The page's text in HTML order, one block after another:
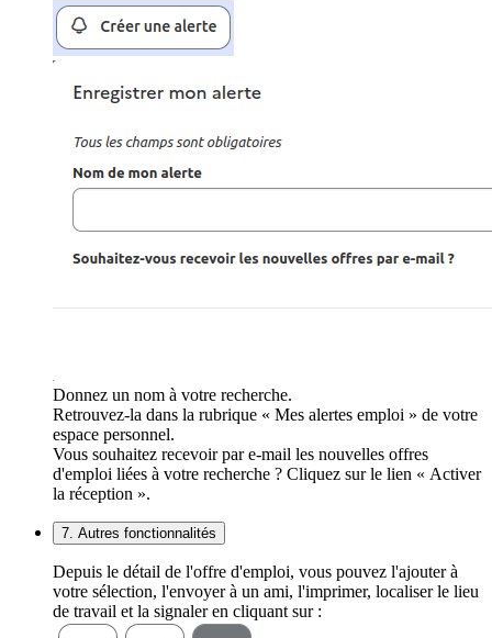
Donnez un nom à votre recherche.
Retrouvez-la dans la rubrique « Mes alertes emploi » de votre
espace personnel.
Vous souhaitez recevoir par e-mail les nouvelles offres
d'emploi liées à votre recherche ? Cliquez sur le lien « Activer
la réception ».
7. Autres fonctionnalités
Depuis le détail de l'offre d'emploi, vous pouvez l'ajouter à
votre sélection, l'envoyer à un ami, l'imprimer, localiser le lieu
de travail et la signaler en cliquant sur :